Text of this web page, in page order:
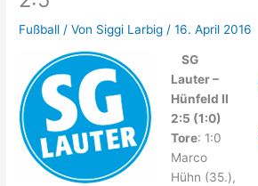
Fußball / Von Siggi Larbig /16. April 2016
SG
Lauter –
Hünfeld II
2:5 (1:0)
Tore: 1:0
Marco
Hühn (35.),